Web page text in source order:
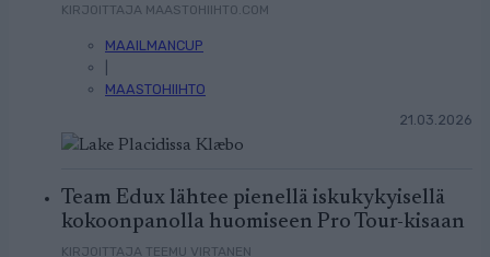
KIRJOITTAJA MAASTOHIIHTO.COM
MAAILMANCUP
MAASTOHIIHTO
21.03.2026
Team Edux lähtee pienellä iskukykyisellä
kokoonpanolla huomiseen Pro Tour-kisaan
KIRJOITTAJA TEEMU VIRTANEN